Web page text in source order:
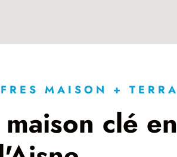
MAISON +
clé